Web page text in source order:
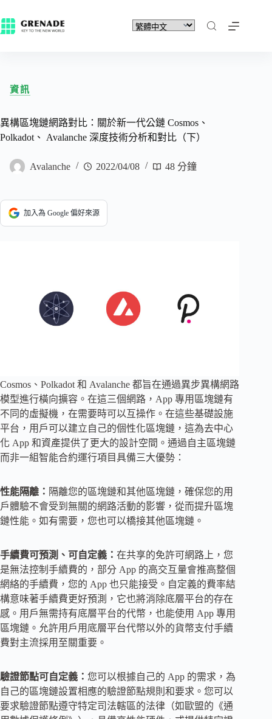
資訊
異構區塊鏈網路對比：關於新一代公鏈 Cosmos、
Polkadot、 Avalanche 深度技術分析和對比（下）
Avalanche 2022/04/08 48 分鐘
加入為 Google 偏好來源
Cosmos、Polkadot 和 Avalanche 都旨在通過異步異構網路
模型進行橫向擴容。在這三個網路，App 專用區塊鏈有
不同的虛擬機，在需要時可以互操作。在這些基礎設施
平台，用戶可以建立自己的個性化區塊鏈，這為去中心
化 App 和資產提供了更大的設計空間。通過自主區塊鏈
而非一組智能合約運行項目具備三大優勢：
性能隔離： 隔離您的區塊鏈和其他區塊鏈，確保您的用
戶體驗不會受到無關的網路活動的影響，從而提升區塊
鏈性能。如有需要，您也可以橋接其他區塊鏈。
手續費可預測、可自定義： 在共享的免許可網路上，您
是無法控制手續費的，部分 App 的高交互量會推高整個
網絡的手續費，您的 App 也只能接受。自定義的費率結
構意味著手續費更好預測，它也將消除底層平台的存在
感。用戶無需持有底層平台的代幣，也能使用 App 專用
區塊鏈。允許用戶用底層平台代幣以外的貨幣支付手續
費對主流採用至關重要。
驗證節點可自定義： 您可以根據自己的 App 的需求，為
自己的區塊鏈設置相應的驗證節點規則和要求。您可以
要求驗證節點遵守特定司法轄區的法律（如歐盟的《通